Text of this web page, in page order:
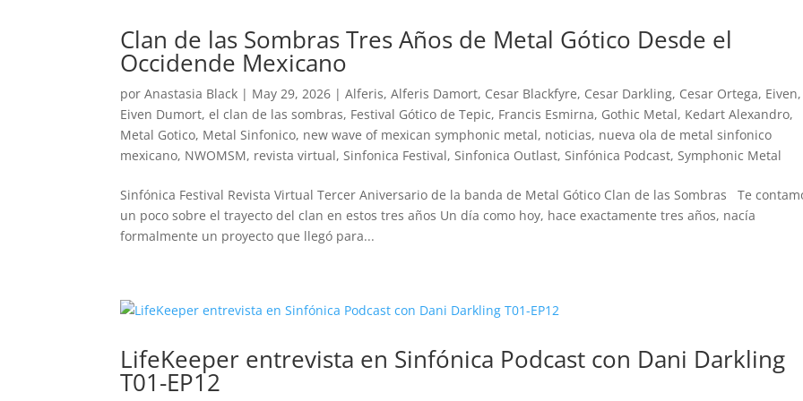
Clan de las Sombras Tres Años de Metal Gótico Desde el
Occidende Mexicano
porAnastasia Black | May 29, 2026 |Alferis,Alferis Damort, Cesar Blackfyre, Cesar Darkling, Cesar Ortega, Eiven,
Eiven Dumort,el clan de las sombras, Festival Gótico de Tepic, Francis Esmirna, Gothic Metal, Kedart Alexandro,
Metal Gotico, Metal Sinfonico, new wave of mexican symphonic metal, noticias, nueva ola de metal sinfonico
mexicano, NWOMSM, revista virtual,Sinfonica Festival,Sinfonica Outlast,Sinfónica Podcast,Symphonic Metal
Sinfónica Festival Revista Virtual Tercer Aniversario de la banda de Metal Gótico Clan de las Sombras Te
un poco sobre el trayecto del clan en estos tres años Un día como hoy, hace exactamente tres años, nacía
formalmente un proyecto que llegó para...
LifeKeeper entrevista en Sinfónica Podcast con Dani Darkling
T01-EP12